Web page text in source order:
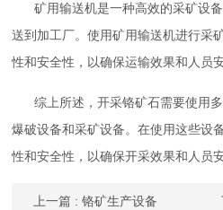
矿用输送机是一种高效的采矿设
送到加工厂。使用矿用输送机进行采
性和安全性，以确保运输效果和人员安
综上所述，开采铬矿石需要使用
爆破设备和采矿设备。在使用这些设
性和安全性，以确保开采效果和人员安
上一篇 : 铬矿生产设备